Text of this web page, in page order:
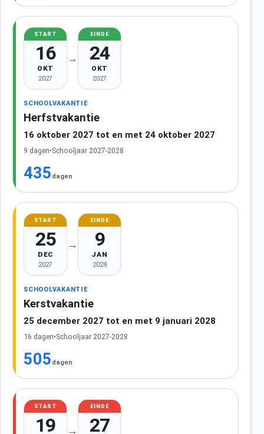
START
16
OKT
2027
→
EINDE
24
OKT
2027
SCHOOLVAKANTIE
Herfstvakantie
16 oktober 2027 tot en met 24 oktober 2027
9 dagen•Schooljaar 2027-2028
435 dagen
START
25
DEC
2027
→
EINDE
9
JAN
2028
SCHOOLVAKANTIE
Kerstvakantie
25 december 2027 tot en met 9 januari 2028
16 dagen•Schooljaar 2027-2028
505 dagen
START
19 →
EINDE
27